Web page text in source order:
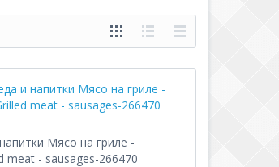
Мясо на гриле -
meat - sausages-266470